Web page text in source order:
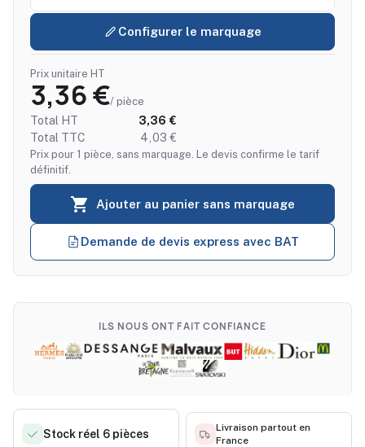
Configurer le marquage
Prix unitaire HT
3,36 €/ pièce
Total HT
3,36 €
Total TTC
4,03 €
Prix pour 1 pièce, sans marquage. Le devis confirme le tarif
définitif.
 Ajouter au panier sans marquage
Demande de devis express avec BAT
ILS NOUS ONT FAIT CONFIANCE
Stock réel 6 pièces
Livraison partout en
France